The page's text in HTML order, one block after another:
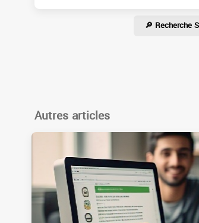
🔎 Recherche
Autres articles